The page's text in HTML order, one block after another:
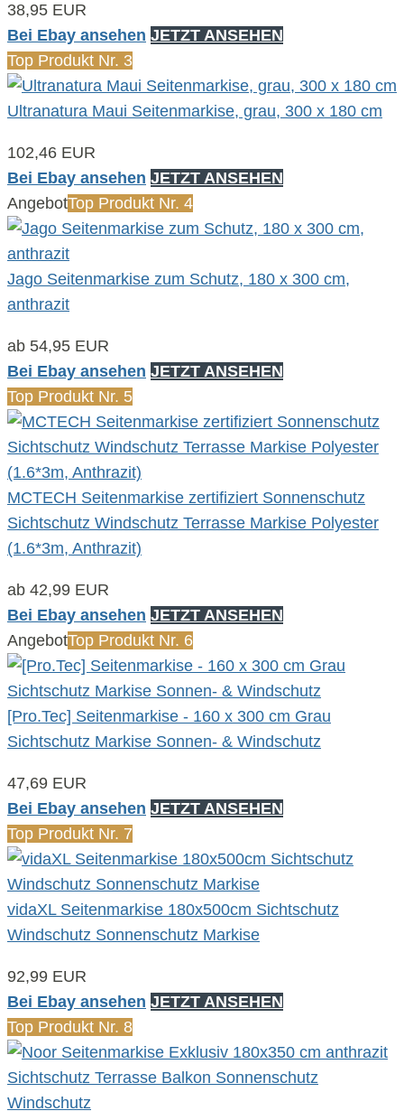
38,95 EUR
Bei Ebay ansehen JETZT ANSEHEN
Top Produkt Nr. 3
Ultranatura Maui Seitenmarkise, grau, 300 x 180 cm
102,46 EUR
Bei Ebay ansehen JETZT ANSEHEN
AngebotTop Produkt Nr. 4
Jago Seitenmarkise zum Schutz, 180 x 300 cm,
anthrazit
ab 54,95 EUR
Bei Ebay ansehen JETZT ANSEHEN
Top Produkt Nr. 5
MCTECH Seitenmarkise zertifiziert Sonnenschutz
Sichtschutz Windschutz Terrasse Markise Polyester
(1.6*3m, Anthrazit)
ab 42,99 EUR
Bei Ebay ansehen JETZT ANSEHEN
AngebotTop Produkt Nr. 6
[Pro.Tec] Seitenmarkise - 160 x 300 cm Grau
Sichtschutz Markise Sonnen- & Windschutz
47,69 EUR
Bei Ebay ansehen JETZT ANSEHEN
Top Produkt Nr. 7
vidaXL Seitenmarkise 180x500cm Sichtschutz
Windschutz Sonnenschutz Markise
92,99 EUR
Bei Ebay ansehen JETZT ANSEHEN
Top Produkt Nr. 8